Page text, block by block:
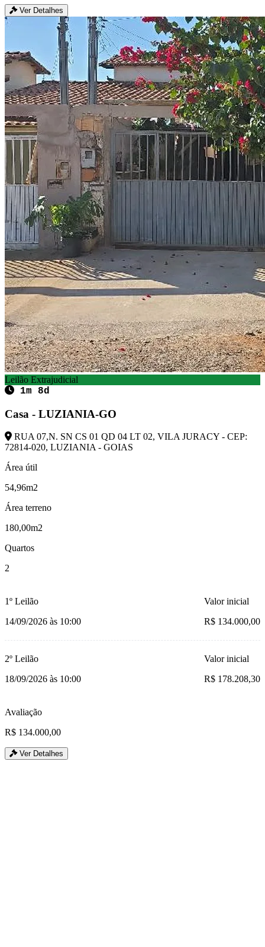
Ver Detalhes
Leilão Extrajudicial
1m 8d
Casa - LUZIANIA-GO
RUA 07,N. SN CS 01 QD 04 LT 02, VILA JURACY - CEP:
72814-020, LUZIANIA - GOIAS
Área útil
54,96m2
Área terreno
180,00m2
Quartos
2
1º Leilão
14/09/2026 às 10:00
Valor inicial
R$ 134.000,00
2º Leilão
18/09/2026 às 10:00
Valor inicial
R$ 178.208,30
Avaliação
R$ 134.000,00
Ver Detalhes